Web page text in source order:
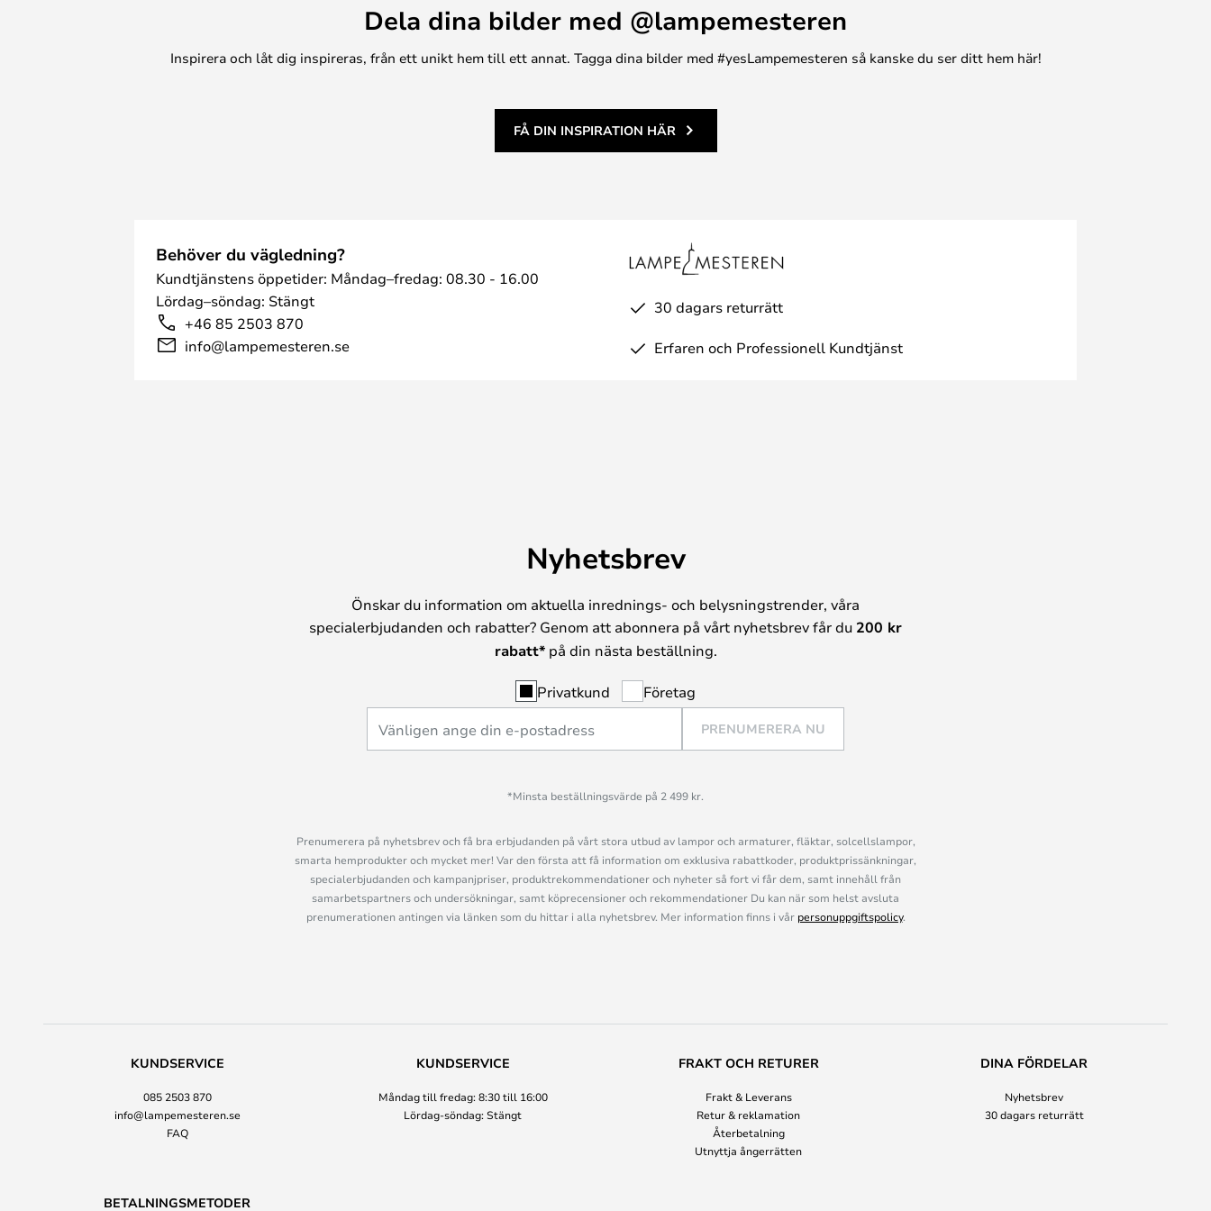
Dela dina bilder med @lampemesteren
Inspirera och låt dig inspireras, från ett unikt hem till ett annat. Tagga dina bilder med #yesLampemesteren så kanske du ser ditt hem här!
FÅ DIN INSPIRATION HÄR
Behöver du vägledning?
Kundtjänstens öppetider: Måndag–fredag: 08.30 - 16.00
Lördag–söndag: Stängt
+46 85 2503 870
info@lampemesteren.se
30 dagars returrätt
Erfaren och Professionell Kundtjänst
Nyhetsbrev
Önskar du information om aktuella inrednings- och belysningstrender, våra
specialerbjudanden och rabatter? Genom att abonnera på vårt nyhetsbrev får du 200 kr
rabatt*på din nästa beställning.
Privatkund Företag
PRENUMERERA NU
*Minsta beställningsvärde på 2 499 kr.
Prenumerera på nyhetsbrev och få bra erbjudanden på vårt stora utbud av lampor och armaturer, fläktar, solcellslampor,
smarta hemprodukter och mycket mer! Var den första att få information om exklusiva rabattkoder, produktprissänkningar,
specialerbjudanden och kampanjpriser, produktrekommendationer och nyheter så fort vi får dem, samt innehåll från
samarbetspartners och undersökningar, samt köprecensioner och rekommendationer Du kan när som helst avsluta
prenumerationen antingen via länken som du hittar i alla nyhetsbrev. Mer information finns i vår personuppgiftspolicy.
KUNDSERVICE
085 2503 870
info@lampemesteren.se
FAQ
KUNDSERVICE
Måndag till fredag: 8:30 till 16:00
Lördag-söndag: Stängt
FRAKT OCH RETURER
Frakt & Leverans
Retur & reklamation
Återbetalning
Utnyttja ångerrätten
DINA FÖRDELAR
Nyhetsbrev
30 dagars returrätt
BETALNINGSMETODER